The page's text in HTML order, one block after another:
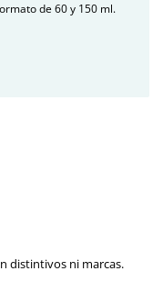
de 60 y 150 ml.
distintivos ni marcas.